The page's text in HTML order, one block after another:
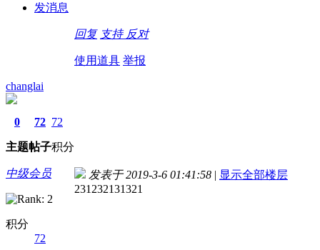
发消息
回复 支持 反对
使用道具 举报
changlai
0
主题
72
帖子
72
积分
中级会员
积分
72
发表于 2019-3-6 01:41:58 | 显示全部楼层
231232131321